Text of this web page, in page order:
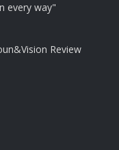
every way"
Review